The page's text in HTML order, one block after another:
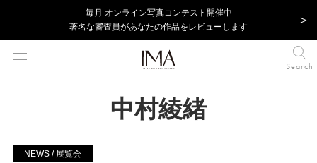
毎⽉ オンライン写真コンテスト開催中
著名な審査員があなたの作品をレビューします
Search
中村綾緒
NEWS / 展覧会